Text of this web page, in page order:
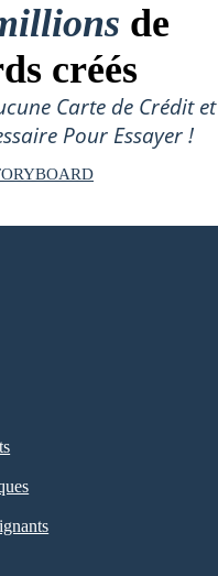
de
créés
Carte de Crédit et
Pour Essayer !